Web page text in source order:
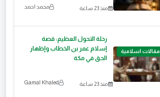
منذ 23 ساعة محمد احمد
مقالات اسلامية
رحلة التحول العظيم: قصة
إسلام عمر بن الخطاب وإظهار
الحق في مكة
منذ 23 ساعة Gamal Khaled